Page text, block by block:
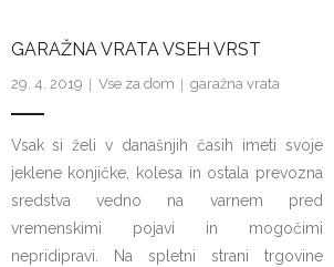
GARAŽNA VRATA VSEH VRST
29. 4. 2019 Vse za dom garažna vrata
Vsak si želi v današnjih časih imeti svoje
jeklene konjičke, kolesa in ostala prevozna
sredstva vedno na varnem pred
vremenskimi pojavi in mogočimi
nepridipravi. Na spletni strani trgovine